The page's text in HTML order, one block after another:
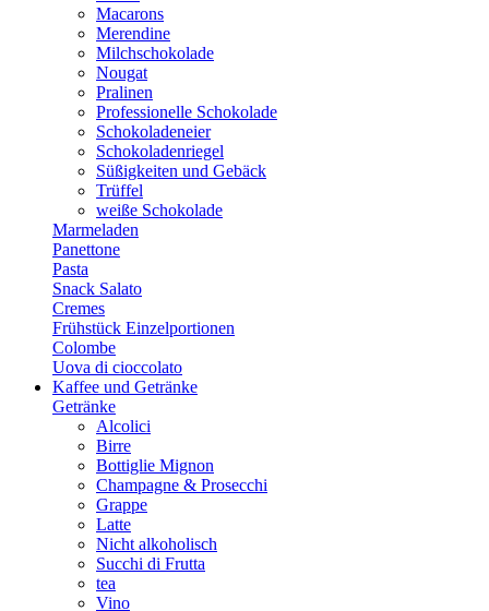
Macarons
Merendine
Milchschokolade
Nougat
Pralinen
Professionelle Schokolade
Schokoladeneier
Schokoladenriegel
Süßigkeiten und Gebäck
Trüffel
weiße Schokolade
Marmeladen
Panettone
Pasta
Snack Salato
Cremes
Frühstück Einzelportionen
Colombe
Uova di cioccolato
Kaffee und Getränke
Getränke
Alcolici
Birre
Bottiglie Mignon
Champagne & Prosecchi
Grappe
Latte
Nicht alkoholisch
Succhi di Frutta
tea
Vino